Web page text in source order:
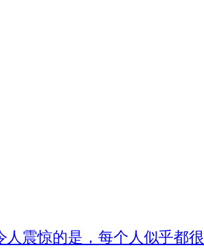
人震惊的是，每个人似乎都很